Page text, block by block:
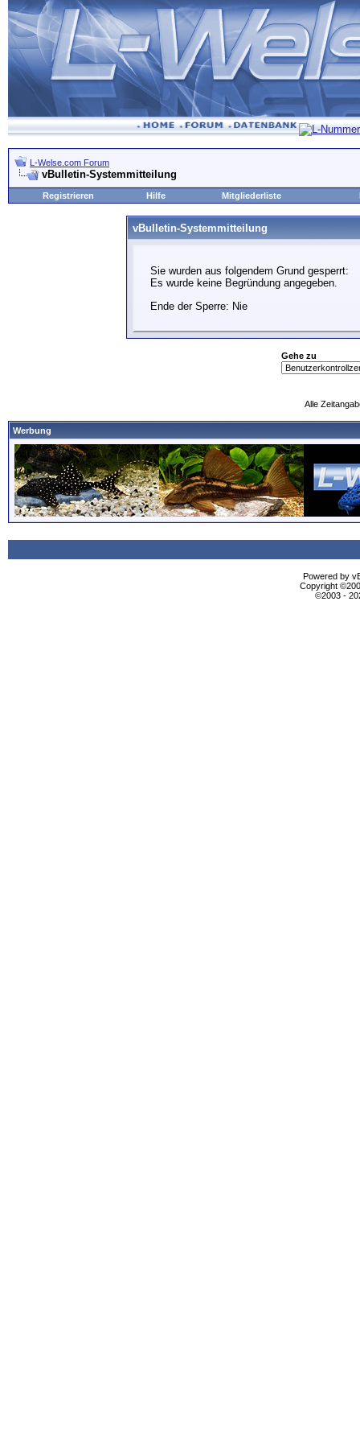
L-Welse.com Forum
vBulletin-Systemmitteilung
Registrieren Hilfe Mitgliederliste
vBulletin-Systemmitteilung
Sie wurden aus folgendem Grund gesperrt:
Es wurde keine Begründung angegeben.
Ende der Sperre: Nie
Gehe zu
Alle
Werbung
Powered by
Copyright
©2003 -